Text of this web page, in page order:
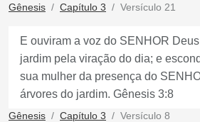
Gênesis Capítulo 3 Versículo 21
E ouviram a voz do SENHOR
jardim pela viração do dia; e
sua mulher da presença do
árvores do jardim. Gênesis 3:8
Gênesis Capítulo 3 Versículo 8